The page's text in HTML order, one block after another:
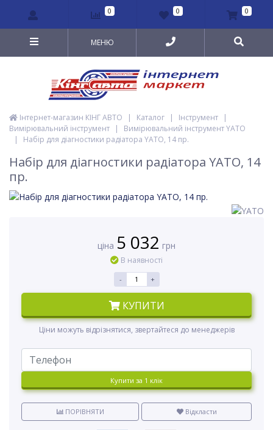
0 0 0
МЕНЮ
Інтернет-магазин КІНГ АВТО | Каталог | Інструмент
|
Вимірювальний інструмент
|
Вимірювальний інструмент YATO
|
Набір для діагностики радіатора YATO, 14 пр.
Набір для діагностики радіатора YATO, 14
пр.
ціна 5 032 грн
В наявності
- +
КУПИТИ
Ціни можуть відрізнятися, звертайтеся до менеджерів
Купити за 1 клiк
ПОРІВНЯТИ Відкласти